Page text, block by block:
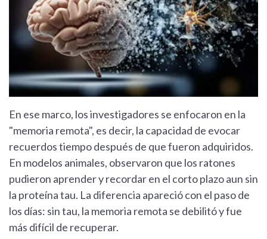
En ese marco, los investigadores se enfocaron en la
"memoria remota", es decir, la capacidad de evocar
recuerdos tiempo después de que fueron adquiridos.
En modelos animales, observaron que los ratones
pudieron aprender y recordar en el corto plazo aun sin
la proteína tau. La diferencia apareció con el paso de
los días: sin tau, la memoria remota se debilitó y fue
más difícil de recuperar.